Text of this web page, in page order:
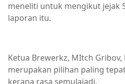
meneliti untuk mengikut jejak
laporan itu.
Ketua Brewerkz, MItch
merupakan pilihan paling
kerana rasa semulajadi.